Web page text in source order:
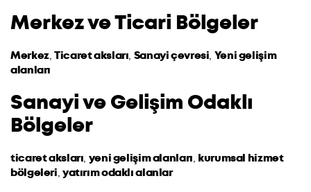
Merkez ve Ticari Bölgeler
Merkez, Ticaret aksları, Sanayi çevresi, Yeni gelişim
alanları
Sanayi ve Gelişim Odaklı
Bölgeler
ticaret aksları, yeni gelişim alanları, kurumsal hizmet
bölgeleri, yatırım odaklı alanlar